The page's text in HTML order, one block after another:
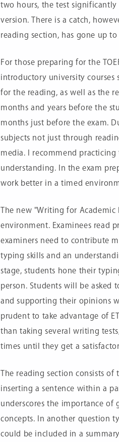
two hours, the test
version. There is a catch,
reading section, has gone up to
For those preparing for the
introductory university courses
for the reading, as well as the
months and years before the
months just before the exam.
subjects not just through
media. I recommend
understanding. In the exam
work better in a timed
The new "Writing for Academic
environment. Examinees read
examiners need to contribute
typing skills and an
stage, students hone their
person. Students will be asked
and supporting their opinions
prudent to take advantage of
than taking several writing
times until they get a
The reading section consists of
inserting a sentence within a
underscores the importance of
concepts. In another question
could be included in a